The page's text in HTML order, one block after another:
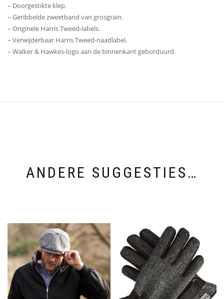
– Doorgestikte klep.
– Geribbelde zweetband van grosgrain.
– Originele Harris Tweed-labels.
– Verwijderbaar Harris Tweed-naadlabel.
– Walker & Hawkes-logo aan de binnenkant geborduurd.
ANDERE SUGGESTIES…